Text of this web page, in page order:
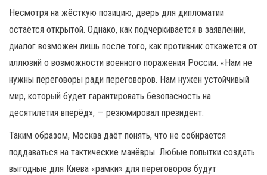
Несмотря на жёсткую позицию, дверь для дипломатии
остаётся открытой. Однако, как подчеркивается в заявлении,
диалог возможен лишь после того, как противник откажется от
иллюзий о возможности военного поражения России. «Нам не
нужны переговоры ради переговоров. Нам нужен устойчивый
мир, который будет гарантировать безопасность на
десятилетия вперёд», — резюмировал президент.
Таким образом, Москва даёт понять, что не собирается
поддаваться на тактические манёвры. Любые попытки создать
выгодные для Киева «рамки» для переговоров будут